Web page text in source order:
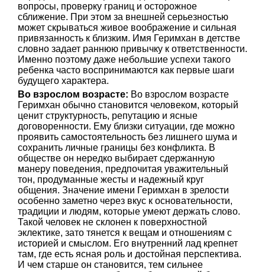
вопросы, проверку границ и осторожное
сближение. При этом за внешней серьезностью
может скрываться живое воображение и сильная
привязанность к близким. Имя Геримхан в детстве
словно задает раннюю привычку к ответственности.
Именно поэтому даже небольшие успехи такого
ребенка часто воспринимаются как первые шаги
будущего характера.
Во взрослом возрасте: Во взрослом возрасте
Геримхан обычно становится человеком, который
ценит структурность, репутацию и ясные
договоренности. Ему близки ситуации, где можно
проявить самостоятельность без лишнего шума и
сохранить личные границы без конфликта. В
обществе он нередко выбирает сдержанную
манеру поведения, предпочитая уважительный
тон, продуманные жесты и надежный круг
общения. Значение имени Геримхан в зрелости
особенно заметно через вкус к основательности,
традиции и людям, которые умеют держать слово.
Такой человек не склонен к поверхностной
эклектике, зато тянется к вещам и отношениям с
историей и смыслом. Его внутренний лад крепнет
там, где есть ясная роль и достойная перспектива.
И чем старше он становится, тем сильнее